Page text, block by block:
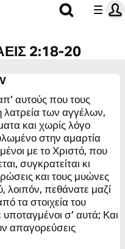
2:18-20
αυτούς που τους
λατρεία των αγγέλων,
και χωρίς λόγο
στην αμαρτία
με το Χριστό, που
συγκρατείται κι
και τους μυώνες
λοιπόν, πεθάνατε μαζί
τα στοιχεία του
υποταγμένοι σ’ αυτά; Και
απαγορεύσεις